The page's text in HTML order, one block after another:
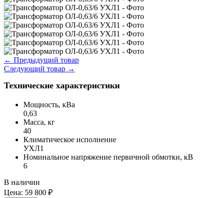
← Предыдущий товар
Следующий товар →
Технические характеристики
Мощность, кВа
0,63
Масса, кг
40
Климатическое исполнение
УХЛ1
Номинальное напряжение первичной обмотки, кВ
6
В наличии
Цена: 59 800 ₽